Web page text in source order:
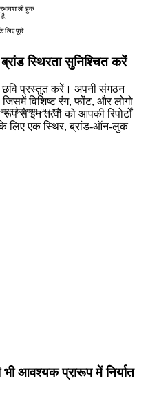
हुक
लिए पूछें...
सहेजा गया1,247 शब्द
स्थिरता सुनिश्चित करें
छवि प्रस्तुत करें। अपनी संगठन
विशिष्ट रंग, फोंट, और लोगो
से इन तत्वों को आपकी रिपोर्टों
लिए एक स्थिर, ब्रांड-ऑन-लुक
भी आवश्यक प्रारूप में निर्यात